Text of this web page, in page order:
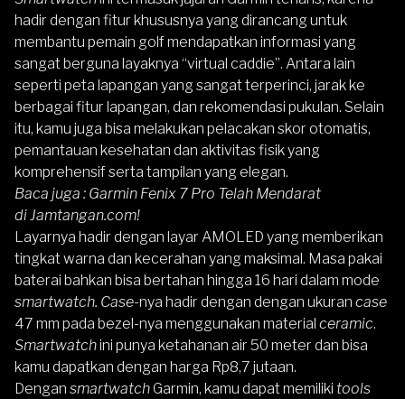
hadir dengan fitur khususnya yang dirancang untuk
membantu pemain golf mendapatkan informasi yang
sangat berguna layaknya “virtual caddie”. Antara lain
seperti peta lapangan yang sangat terperinci, jarak ke
berbagai fitur lapangan, dan rekomendasi pukulan. Selain
itu, kamu juga bisa melakukan pelacakan skor otomatis,
pemantauan kesehatan dan aktivitas fisik yang
komprehensif serta tampilan yang elegan.
Baca juga : Garmin Fenix 7 Pro Telah Mendarat
di Jamtangan.com!
Layarnya hadir dengan layar AMOLED yang memberikan
tingkat warna dan kecerahan yang maksimal. Masa pakai
baterai bahkan bisa bertahan hingga 16 hari dalam mode
smartwatch. Case-nya hadir dengan dengan ukuran case
47 mm pada bezel-nya menggunakan material ceramic.
Smartwatchini punya ketahanan air 50 meter dan bisa
kamu dapatkan dengan harga Rp8,7 jutaan.
Dengan smartwatchGarmin, kamu dapat memiliki tools